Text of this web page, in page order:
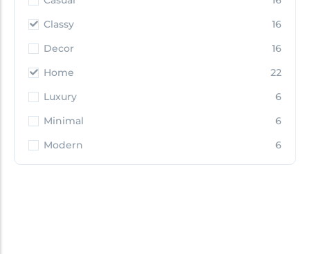
Classy
16
Decor
16
Home
22
Luxury
6
Minimal
6
Modern
6